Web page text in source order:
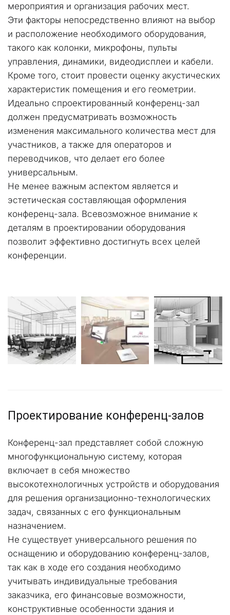
мероприятия и организация рабочих мест.
Эти факторы непосредственно влияют на выбор
и расположение необходимого оборудования,
такого как колонки, микрофоны, пульты
управления, динамики, видеодисплеи и кабели.
Кроме того, стоит провести оценку акустических
характеристик помещения и его геометрии.
Идеально спроектированный конференц-зал
должен предусматривать возможность
изменения максимального количества мест для
участников, а также для операторов и
переводчиков, что делает его более
универсальным.
Не менее важным аспектом является и
эстетическая составляющая оформления
конференц-зала. Всевозможное внимание к
деталям в проектировании оборудования
позволит эффективно достигнуть всех целей
конференции.
Проектирование конференц-залов
Конференц-зал представляет собой сложную
многофункциональную систему, которая
включает в себя множество
высокотехнологичных устройств и оборудования
для решения организационно-технологических
задач, связанных с его функциональным
назначением.
Не существует универсального решения по
оснащению и оборудованию конференц-залов,
так как в ходе его создания необходимо
учитывать индивидуальные требования
заказчика, его финансовые возможности,
конструктивные особенности здания и